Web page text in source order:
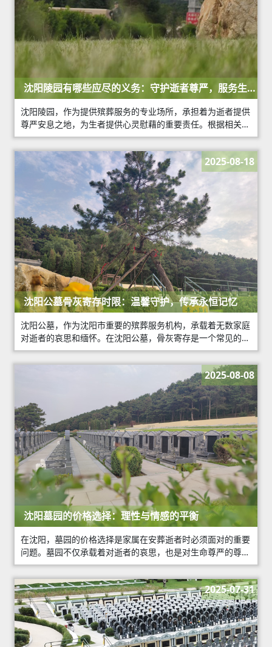
沈阳陵园有哪些应尽的义务：守护逝者尊严，服务生者
心灵
沈阳陵园，作为提供殡葬服务的专业场所，承担着为逝者提供
尊严安息之地，为生者提供心灵慰藉的重要责任。根据相关法
律法规和行业规范，沈阳陵园应尽以下义务，确保服务质量，
维护逝者尊严，服务生者心灵。
沈阳公墓骨灰寄存时限：温馨守护，传承永恒记忆
2025-08-18
沈阳公墓，作为沈阳市重要的殡葬服务机构，承载着无数家庭
对逝者的哀思和缅怀。在沈阳公墓，骨灰寄存是一个常见的服
务项目，它为家属提供了一个暂时安放逝者骨灰的场所。那
么，沈阳公墓的骨灰寄存时限是多久呢？
沈阳墓园的价格选择：理性与情感的平衡
2025-08-08
在沈阳，墓园的价格选择是家属在安葬逝者时必须面对的重要
问题。墓园不仅承载着对逝者的哀思，也是对生命尊严的尊
重。然而，面对市场上多样化的墓园产品和价格，如何做出理
性的选择，既不违背情感，又能体现对逝者的
2025-07-31